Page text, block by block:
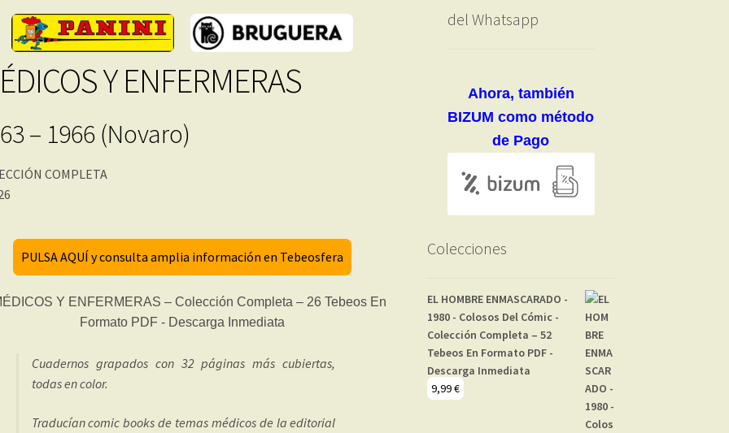
Y ENFERMERAS
– 1966 (Novaro)
COMPLETA
PULSA AQUÍ y consulta amplia información en Tebeosfera
Cuadernos grapados con 32 páginas más cubiertas,
todas en color.
Traducían comic books de temas médicos de la editorial
del Whatsapp
Ahora, también
BIZUM como método
de Pago
Colecciones
EL HOMBRE ENMASCARADO -
1980 - Colosos Del Cómic -
Colección Completa – 52
Tebeos En Formato PDF -
Descarga Inmediata
9,99€